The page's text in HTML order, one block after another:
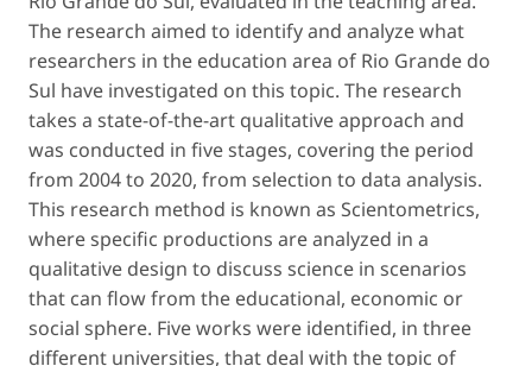
The research aimed to identify and analyze what
researchers in the education area of ​​Rio Grande do
Sul have investigated on this topic. The research
takes a state-of-the-art qualitative approach and
was conducted in five stages, covering the period
from 2004 to 2020, from selection to data analysis.
This research method is known as Scientometrics,
where specific productions are analyzed in a
qualitative design to discuss science in scenarios
that can flow from the educational, economic or
social sphere. Five works were identified, in three
different universities, that deal with the topic of